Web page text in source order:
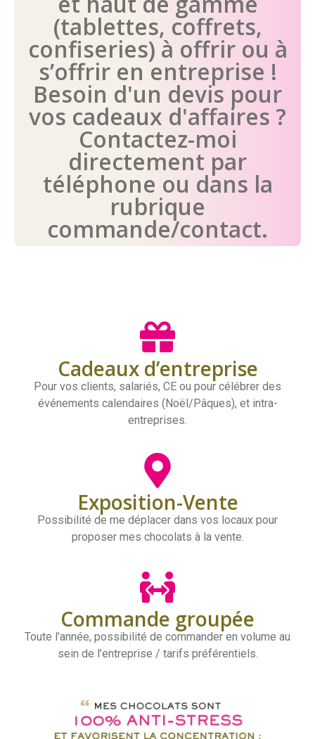
(tablettes, coffrets,
confiseries) à offrir ou à
s’offrir en entreprise !
Besoin d'un devis pour
vos cadeaux d'affaires ?
Contactez-moi
directement par
téléphone ou dans la
rubrique
commande/contact.
Cadeaux d’entreprise
Pour vos clients, salariés, CE ou pour célébrer des
événements calendaires (Noël/Pâques), et intra-
entreprises.
Exposition-Vente
Possibilité de me déplacer dans vos locaux pour
proposer mes chocolats à la vente.
Commande groupée
Toute l’année, possibilité de commander en volume au
sein de l’entreprise / tarifs préférentiels.